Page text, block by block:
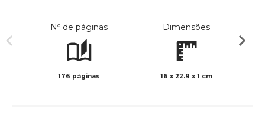
Nº de páginas
176 páginas
Dimensões
16 x 22.9 x 1 cm